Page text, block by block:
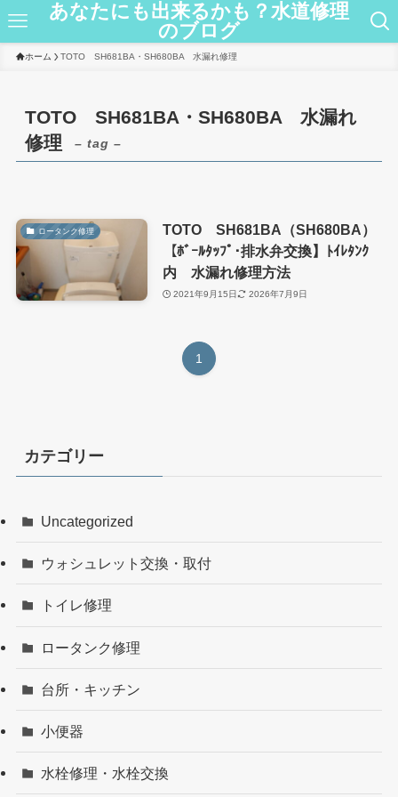
あなたにも出来るかも？水道修理
のブログ
ホーム TOTO SH681BA・SH680BA 水漏れ修理
TOTO SH681BA・SH680BA 水漏れ
修理
– tag –
ロータンク修理
TOTO SH681BA（SH680BA）
【ﾎﾞｰﾙﾀｯﾌﾟ･排水弁交換】ﾄｲﾚﾀﾝｸ
内 水漏れ修理方法
2021年9月15日 2026年7月9日
1
カテゴリー
Uncategorized
ウォシュレット交換・取付
トイレ修理
ロータンク修理
台所・キッチン
小便器
水栓修理・水栓交換